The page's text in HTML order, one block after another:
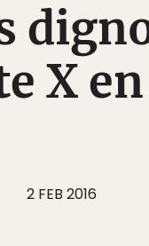
X
2 FEB 2016